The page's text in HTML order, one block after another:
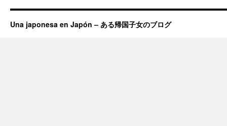
Una japonesa en Japón – ある帰国子女のブログ